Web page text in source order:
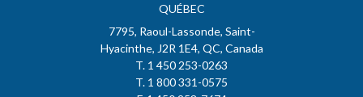
QUÉBEC
7795, Raoul-Lassonde, Saint-
Hyacinthe, J2R 1E4, QC, Canada
T. 1 450 253-0263
T. 1 800 331-0575